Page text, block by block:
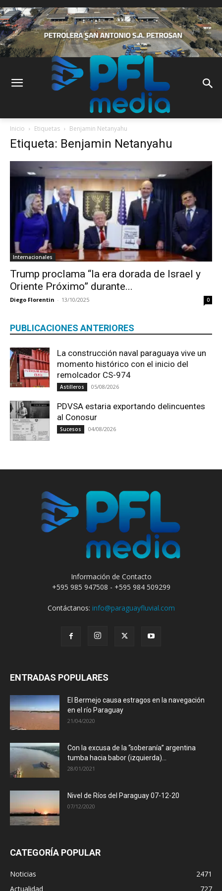
Inicio Etiquetas Benjamin Netanyahu
Etiqueta: Benjamin Netanyahu
Internacionales
Trump proclama “la era dorada de Israel y
Oriente Próximo” durante...
Diego Florentin - 13/10/2025 0
PUBLICACIONES ANTERIORES
La construcción naval paraguaya vive un
momento histórico con el inicio del
remolcador CS-974
Astilleros 05/08/2026
PDVSA estaria exportando delincuentes
al Conosur
Sucesos 04/08/2026
Información de Contacto
+595 985 947508 - +595 984 509299
Contáctanos: info@paraguayfluvial.com
ENTRADAS POPULARES
El Bermejo causa estragos en la navegación
en el río Paraguay
21/04/2020
Con la excusa de la “soberanía” argentina
tumba hacia babor (izquierda)...
28/01/2021
Nivel de Ríos del Paraguay 07-12-20
07/12/2020
CATEGORÍA POPULAR
Noticias
2471
Actualidad
727